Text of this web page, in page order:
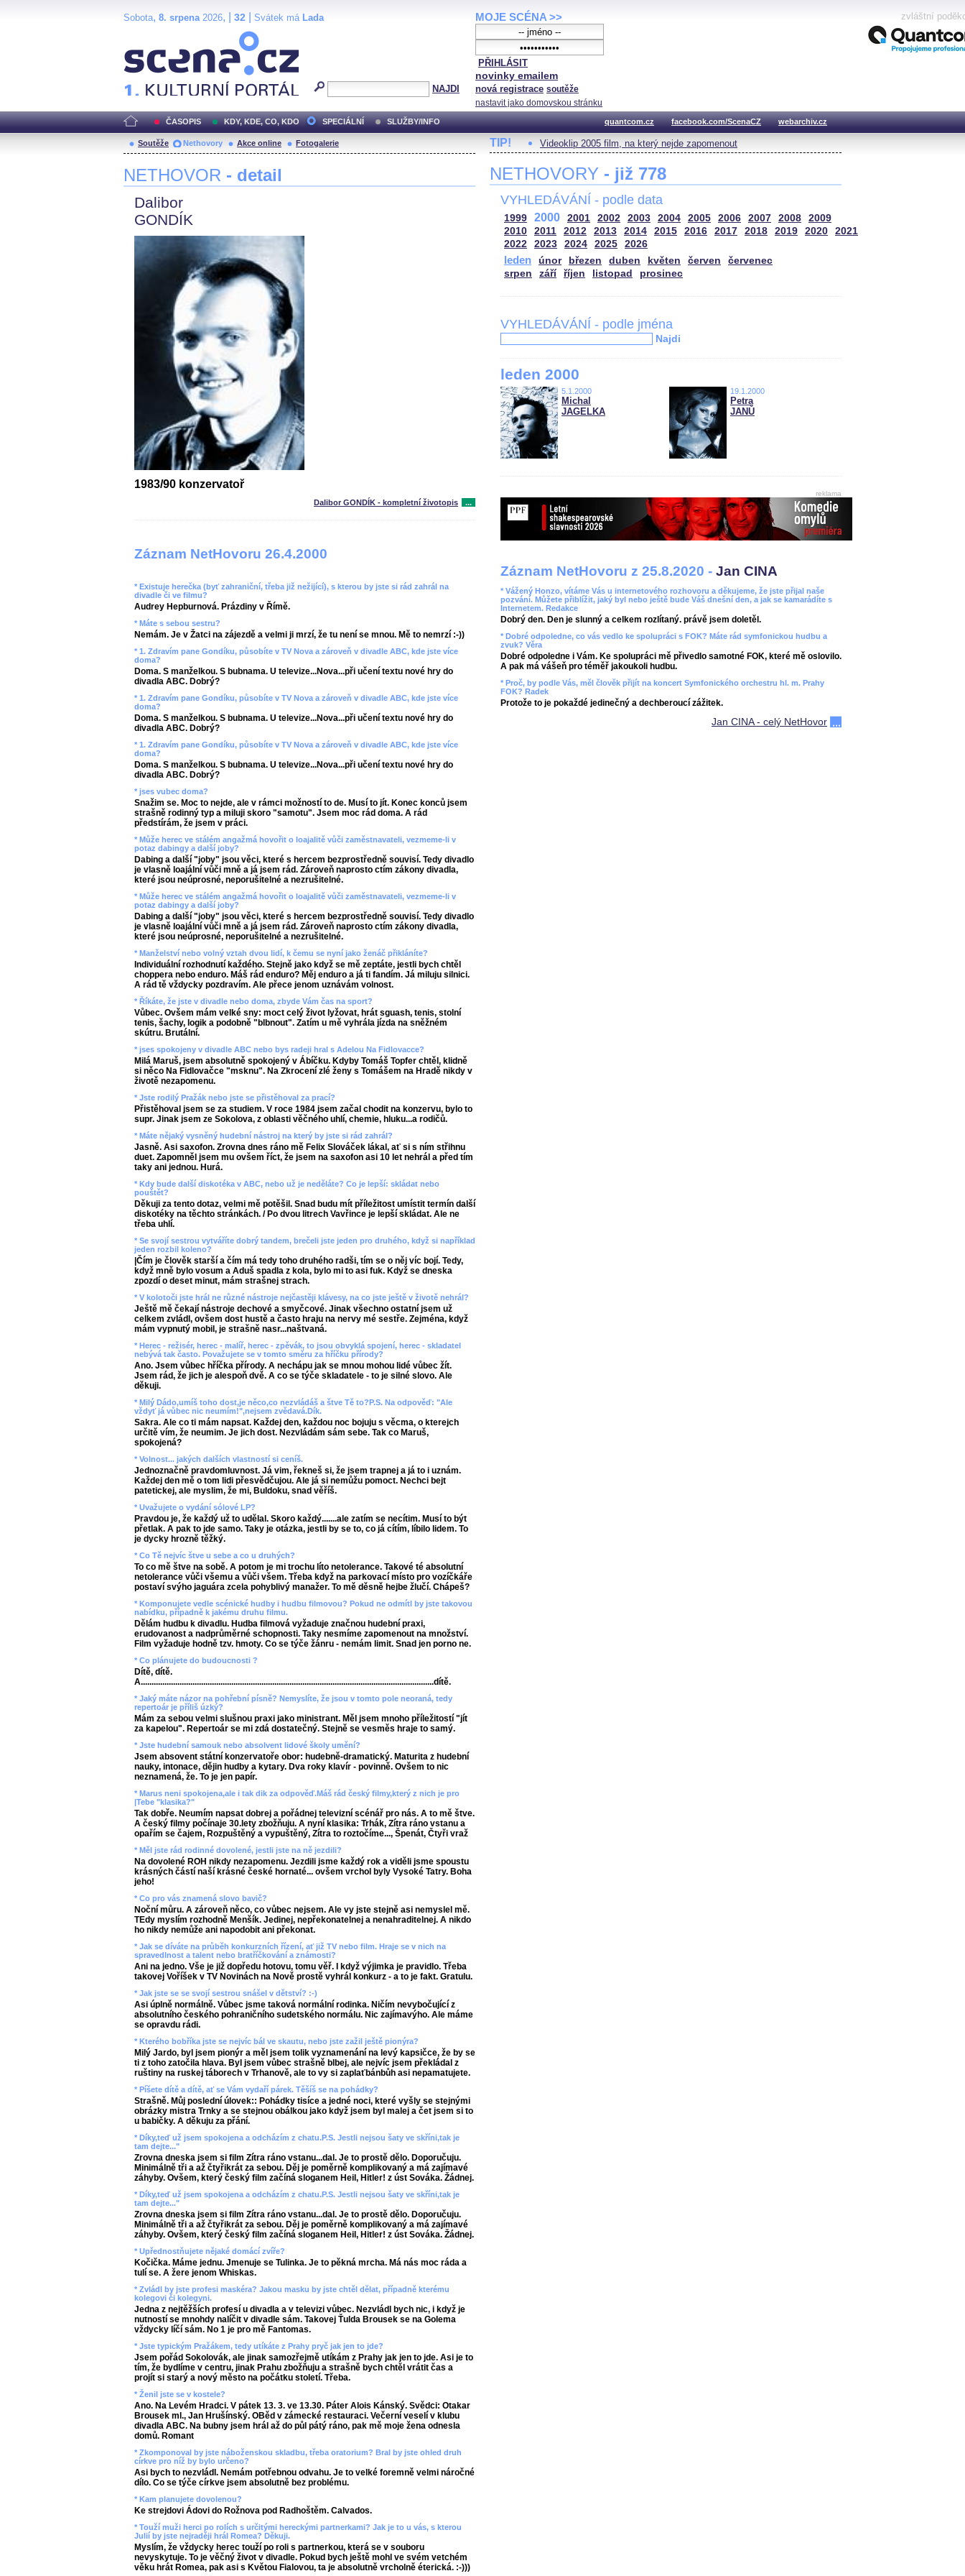
Sobota, 8. srpena2026, | 32 Svátek má Lada
NAJDI
MOJE SCÉNA >>
PŘIHLÁSIT
novinky emailem
nová registrace soutěže
nastavit jako domovskou stránku
zvláštní
ČASOPIS KDY, KDE, CO, KDO SPECIÁLNÍ SLUŽBY/INFO quantcom.cz facebook.com/ScenaCZ webarchiv.cz
Soutěže Nethovory Akce online Fotogalerie
NETHOVOR - detail
Dalibor
GONDÍK
1983/90 konzervatoř
Dalibor GONDÍK - kompletní životopis ...
Záznam NetHovoru 26.4.2000
* Existuje herečka (byť zahraniční, třeba již nežijící), s kterou by jste si rád zahrál na
divadle či ve filmu?
Audrey Hepburnová. Prázdiny v Římě.
* Máte s sebou sestru?
Nemám. Je v Žatci na zájezdě a velmi ji mrzí, že tu není se mnou. Mě to nemrzí :-))
* 1. Zdravím pane Gondíku, působíte v TV Nova a zároveň v divadle ABC, kde jste více
doma?
Doma. S manželkou. S bubnama. U televize...Nova...při učení textu nové hry do
divadla ABC. Dobrý?
* 1. Zdravím pane Gondíku, působíte v TV Nova a zároveň v divadle ABC, kde jste více
doma?
Doma. S manželkou. S bubnama. U televize...Nova...při učení textu nové hry do
divadla ABC. Dobrý?
* 1. Zdravím pane Gondíku, působíte v TV Nova a zároveň v divadle ABC, kde jste více
doma?
Doma. S manželkou. S bubnama. U televize...Nova...při učení textu nové hry do
divadla ABC. Dobrý?
* jses vubec doma?
Snažim se. Moc to nejde, ale v rámci možností to de. Musí to jít. Konec konců jsem
strašně rodinný typ a miluji skoro "samotu". Jsem moc rád doma. A rád
předstírám, že jsem v práci.
* Může herec ve stálém angažmá hovořit o loajalitě vůči zaměstnavateli, vezmeme-li v
potaz dabingy a další joby?
Dabing a další "joby" jsou věci, které s hercem bezprostředně souvisí. Tedy divadlo
je vlasně loajální vůči mně a já jsem rád. Zároveň naprosto ctím zákony divadla,
které jsou neúprosné, neporušitelné a nezrušitelné.
* Může herec ve stálém angažmá hovořit o loajalitě vůči zaměstnavateli, vezmeme-li v
potaz dabingy a další joby?
Dabing a další "joby" jsou věci, které s hercem bezprostředně souvisí. Tedy divadlo
je vlasně loajální vůči mně a já jsem rád. Zároveň naprosto ctím zákony divadla,
které jsou neúprosné, neporušitelné a nezrušitelné.
* Manželství nebo volný vztah dvou lidí, k čemu se nyní jako ženáč přikláníte?
Individuální rozhodnutí každého. Stejně jako když se mě zeptáte, jestli bych chtěl
choppera nebo enduro. Máš rád enduro? Měj enduro a já ti fandím. Já miluju silnici.
A rád tě vždycky pozdravím. Ale přece jenom uznávám volnost.
* Říkáte, že jste v divadle nebo doma, zbyde Vám čas na sport?
Vůbec. Ovšem mám velké sny: moct celý život lyžovat, hrát sguash, tenis, stolní
tenis, šachy, logik a podobně "blbnout". Zatím u mě vyhrála jízda na sněžném
skútru. Brutální.
* jses spokojeny v divadle ABC nebo bys radeji hral s Adelou Na Fidlovacce?
Milá Maruš, jsem absolutně spokojený v Ábíčku. Kdyby Tomáš Topfer chtěl, klidně
si něco Na Fidlovačce "msknu". Na Zkrocení zlé ženy s Tomášem na Hradě nikdy v
životě nezapomenu.
* Jste rodilý Pražák nebo jste se přistěhoval za prací?
Přistěhoval jsem se za studiem. V roce 1984 jsem začal chodit na konzervu, bylo to
supr. Jinak jsem ze Sokolova, z oblasti věčného uhlí, chemie, hluku...a rodičů.
* Máte nějaký vysněný hudební nástroj na který by jste si rád zahrál?
Jasně. Asi saxofon. Zrovna dnes ráno mě Felix Slováček lákal, ať si s ním střihnu
duet. Zapomněl jsem mu ovšem říct, že jsem na saxofon asi 10 let nehrál a před tím
taky ani jednou. Hurá.
* Kdy bude další diskotéka v ABC, nebo už je neděláte? Co je lepší: skládat nebo
pouštět?
Děkuji za tento dotaz, velmi mě potěšil. Snad budu mít příležitost umístit termín další
diskotéky na těchto stránkách. / Po dvou litrech Vavřince je lepší skládat. Ale ne
třeba uhlí.
* Se svojí sestrou vytváříte dobrý tandem, brečeli jste jeden pro druhého, když si například
jeden rozbil koleno?
|Čím je člověk starší a čím má tedy toho druhého radši, tím se o něj víc bojí. Tedy,
když mně bylo vosum a Aduš spadla z kola, bylo mi to asi fuk. Když se dneska
zpozdí o deset minut, mám strašnej strach.
* V kolotoči jste hrál ne různé nástroje nejčastěji klávesy, na co jste ještě v životě nehrál?
Ještě mě čekají nástroje dechové a smyčcové. Jinak všechno ostatní jsem už
celkem zvládl, ovšem dost hustě a často hraju na nervy mé sestře. Zejména, když
mám vypnutý mobil, je strašně nasr...naštvaná.
* Herec - režisér, herec - malíř, herec - zpěvák, to jsou obvyklá spojení, herec - skladatel
nebývá tak často. Považujete se v tomto směru za hříčku přírody?
Ano. Jsem vůbec hříčka přírody. A nechápu jak se mnou mohou lidé vůbec žít.
Jsem rád, že jich je alespoň dvě. A co se týče skladatele - to je silné slovo. Ale
děkuji.
* Milý Dádo,umíš toho dost,je něco,co nezvládáš a štve Tě to?P.S. Na odpověď: "Ale
vždyť já vůbec nic neumím!",nejsem zvědavá.Dík.
Sakra. Ale co ti mám napsat. Každej den, každou noc bojuju s věcma, o kterejch
určitě vím, že neumim. Je jich dost. Nezvládám sám sebe. Tak co Maruš,
spokojená?
* Volnost... jakých dalších vlastností si ceníš.
Jednoznačně pravdomluvnost. Já vim, řekneš si, že jsem trapnej a já to i uznám.
Každej den mě o tom lidi přesvědčujou. Ale já si nemůžu pomoct. Nechci bejt
patetickej, ale myslim, že mi, Buldoku, snad věříš.
* Uvažujete o vydání sólové LP?
Pravdou je, že každý už to udělal. Skoro každý.......ale zatím se necítim. Musí to být
přetlak. A pak to jde samo. Taky je otázka, jestli by se to, co já cítím, líbilo lidem. To
je dycky hrozně těžký.
* Co Tě nejvíc štve u sebe a co u druhých?
To co mě štve na sobě. A potom je mi trochu líto netolerance. Takové té absolutní
netolerance vůči všemu a vůči všem. Třeba když na parkovací místo pro vozíčkáře
postaví svýho jaguára zcela pohyblivý manažer. To mě děsně hejbe žlučí. Chápeš?
* Komponujete vedle scénické hudby i hudbu filmovou? Pokud ne odmítl by jste takovou
nabídku, případně k jakému druhu filmu.
Dělám hudbu k divadlu. Hudba filmová vyžaduje značnou hudební praxi,
erudovanost a nadprůměrné schopnosti. Taky nesmíme zapomenout na množství.
Film vyžaduje hodně tzv. hmoty. Co se týče žánru - nemám limit. Snad jen porno ne.
* Co plánujete do budoucnosti ?
Dítě, dítě.
A........................................................................................................................................dítě.
* Jaký máte názor na pohřební písně? Nemyslíte, že jsou v tomto pole neoraná, tedy
repertoár je příliš úzký?
Mám za sebou velmi slušnou praxi jako ministrant. Měl jsem mnoho příležitostí "jít
za kapelou". Repertoár se mi zdá dostatečný. Stejně se vesměs hraje to samý.
* Jste hudební samouk nebo absolvent lidové školy umění?
Jsem absovent státní konzervatoře obor: hudebně-dramatický. Maturita z hudební
nauky, intonace, dějin hudby a kytary. Dva roky klavír - povinně. Ovšem to nic
neznamená, že. To je jen papír.
* Marus neni spokojena,ale i tak dik za odpověď.Máš rád český filmy,který z nich je pro
|Tebe "klasika?"
Tak dobře. Neumím napsat dobrej a pořádnej televizní scénář pro nás. A to mě štve.
A český filmy počínaje 30.lety zbožňuju. A nyní klasika: Trhák, Zítra ráno vstanu a
opařím se čajem, Rozpuštěný a vypuštěný, Zítra to roztočíme..., Špenát, Čtyři vraž
* Měl jste rád rodinné dovolené, jestli jste na ně jezdili?
Na dovolené ROH nikdy nezapomenu. Jezdili jsme každý rok a viděli jsme spoustu
krásných částí naší krásné české hornaté... ovšem vrchol byly Vysoké Tatry. Boha
jeho!
* Co pro vás znamená slovo bavič?
Noční můru. A zároveň něco, co vůbec nejsem. Ale vy jste stejně asi nemyslel mě.
TEdy myslím rozhodně Menšík. Jedinej, nepřekonatelnej a nenahraditelnej. A nikdo
ho nikdy nemůže ani napodobit ani překonat.
* Jak se díváte na průběh konkurzních řízení, ať již TV nebo film. Hraje se v nich na
spravedlnost a talent nebo bratříčkování a známosti?
Ani na jedno. Vše je již dopředu hotovu, tomu věř. I když výjimka je pravidlo. Třeba
takovej Voříšek v TV Novinách na Nově prostě vyhrál konkurz - a to je fakt. Gratulu.
* Jak jste se se svojí sestrou snášel v dětství? :-)
Asi úplně normálně. Vůbec jsme taková normální rodinka. Ničím nevybočující z
absolutního českého pohraničního sudetského normálu. Nic zajímavýho. Ale máme
se opravdu rádi.
* Kterého bobříka jste se nejvíc bál ve skautu, nebo jste zažil ještě pionýra?
Milý Jardo, byl jsem pionýr a měl jsem tolik vyznamenání na levý kapsičce, že by se
ti z toho zatočila hlava. Byl jsem vůbec strašně blbej, ale nejvíc jsem překládal z
ruštiny na ruskej táborech v Trhanově, ale to vy si zaplaťbánbůh asi nepamatujete.
* Píšete dítě a dítě, ať se Vám vydaří párek. Těšíš se na pohádky?
Strašně. Můj poslední úlovek:: Pohádky tisíce a jedné noci, které vyšly se stejnými
obrázky mistra Trnky a se stejnou obálkou jako když jsem byl malej a čet jsem si to
u babičky. A děkuju za přání.
* Díky,teď už jsem spokojena a odcházím z chatu.P.S. Jestli nejsou šaty ve skříni,tak je
tam dejte..."
Zrovna dneska jsem si film Zítra ráno vstanu...dal. Je to prostě dělo. Doporučuju.
Minimálně tři a až čtyřikrát za sebou. Děj je poměrně komplikovaný a má zajímavé
záhyby. Ovšem, který český film začíná sloganem Heil, Hitler! z úst Sováka. Žádnej.
* Díky,teď už jsem spokojena a odcházím z chatu.P.S. Jestli nejsou šaty ve skříni,tak je
tam dejte..."
Zrovna dneska jsem si film Zítra ráno vstanu...dal. Je to prostě dělo. Doporučuju.
Minimálně tři a až čtyřikrát za sebou. Děj je poměrně komplikovaný a má zajímavé
záhyby. Ovšem, který český film začíná sloganem Heil, Hitler! z úst Sováka. Žádnej.
* Upřednostňujete nějaké domácí zvíře?
Kočička. Máme jednu. Jmenuje se Tulinka. Je to pěkná mrcha. Má nás moc ráda a
tulí se. A žere jenom Whiskas.
* Zvládl by jste profesi maskéra? Jakou masku by jste chtěl dělat, případně kterému
kolegovi či kolegyni.
Jedna z nejtěžších profesí u divadla a v televizi vůbec. Nezvládl bych nic, i když je
nutností se mnohdy nalíčit v divadle sám. Takovej Ťulda Brousek se na Golema
vždycky líčí sám. No 1 je pro mě Fantomas.
* Jste typickým Pražákem, tedy utíkáte z Prahy pryč jak jen to jde?
Jsem pořád Sokolovák, ale jinak samozřejmě utíkám z Prahy jak jen to jde. Asi je to
tím, že bydlíme v centru, jinak Prahu zbožňuju a strašně bych chtěl vrátit čas a
projít si starý a nový město na počátku století. Třeba.
* Ženil jste se v kostele?
Ano. Na Levém Hradci. V pátek 13. 3. ve 13.30. Páter Alois Kánský. Svědci: Otakar
Brousek ml., Jan Hrušínský. OBěd v zámecké restauraci. Večerní veselí v klubu
divadla ABC. Na bubny jsem hrál až do půl pátý ráno, pak mě moje žena odnesla
domů. Romant
* Zkomponoval by jste náboženskou skladbu, třeba oratorium? Bral by jste ohled druh
církve pro níž by bylo určeno?
Asi bych to nezvládl. Nemám potřebnou odvahu. Je to velké foremně velmi náročné
dílo. Co se týče církve jsem absolutně bez problému.
* Kam planujete dovolenou?
Ke strejdovi Ádovi do Rožnova pod Radhoštěm. Calvados.
* Touží muži herci po rolích s určitými hereckými partnerkami? Jak je to u vás, s kterou
Julií by jste nejraději hrál Romea? Děkuji.
Myslím, že vždycky herec touží po roli s partnerkou, která se v souboru
nevyskytuje. To je věčný život v divadle. Pokud bych ještě mohl ve svém vetchém
věku hrát Romea, pak asi s Květou Fialovou, ta je absolutně vrcholně éterická. :-)))
TIP! Videoklip 2005 film, na který nejde zapomenout
NETHOVORY - již 778
VYHLEDÁVÁNÍ - podle data
1999 2000 2001 2002 2003 2004 2005 2006 2007 2008
2009
2010
2011 2012 2013 2014 2015 2016 2017 2018 2019 2020
2021
2022
2023 2024 2025 2026
leden únor březen duben květen červen
červenec
srpen
září říjen listopad prosinec
VYHLEDÁVÁNÍ - podle jména
Najdi
leden 2000
5.1.2000
Michal
JAGELKA
19.1.2000
Petra
JANŮ
reklama
Záznam NetHovoru z 25.8.2020 - Jan CINA
* Vážený Honzo, vítáme Vás u internetového rozhovoru a děkujeme, že jste přijal naše
pozvání. Můžete přiblížit, jaký byl nebo ještě bude Váš dnešní den, a jak se kamarádíte s
Internetem. Redakce
Dobrý den. Den je slunný a celkem rozlítaný. právě jsem doletěl.
* Dobré odpoledne, co vás vedlo ke spolupráci s FOK? Máte rád symfonickou hudbu a
zvuk? Věra
Dobré odpoledne i Vám. Ke spolupráci mě přivedlo samotné FOK, které mě oslovilo.
A pak má vášeň pro téměř jakoukoli hudbu.
* Proč, by podle Vás, měl člověk přijít na koncert Symfonického orchestru hl. m. Prahy
FOK? Radek
Protože to je pokaždé jedinečný a dechberoucí zážitek.
Jan CINA - celý NetHovor